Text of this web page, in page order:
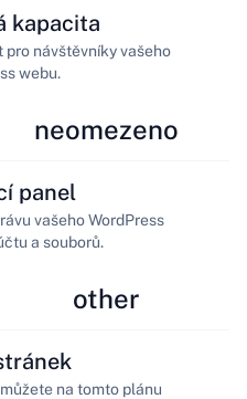
kapacita
pro návštěvníky vašeho
webu.
neomezeno
panel
vašeho WordPress
a souborů.
other
na tomto plánu